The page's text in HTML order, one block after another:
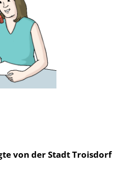
von der Stadt Troisdorf